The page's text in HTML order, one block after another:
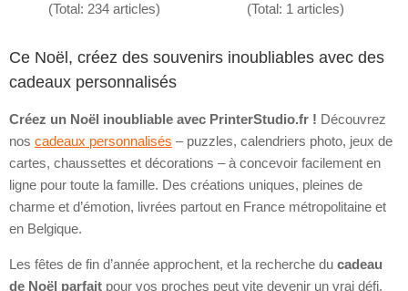
(Total: 234 articles) (Total: 1 articles)
Ce Noël, créez des souvenirs inoubliables avec des
cadeaux personnalisés
Créez un Noël inoubliable avec PrinterStudio.fr ! Découvrez
nos cadeaux personnalisés – puzzles, calendriers photo, jeux de
cartes, chaussettes et décorations – à concevoir facilement en
ligne pour toute la famille. Des créations uniques, pleines de
charme et d’émotion, livrées partout en France métropolitaine et
en Belgique.
Les fêtes de fin d’année approchent, et la recherche du cadeau
de Noël parfait pour vos proches peut vite devenir un vrai défi.